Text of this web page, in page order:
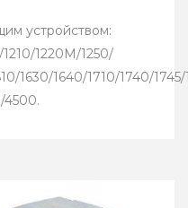
устройством:
1220M/1250/
1630/1640/1710/1740/
4500.